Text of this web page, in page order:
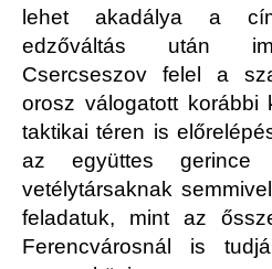
lehet akadálya a
edzőváltás után
Csercseszov felel a
orosz válogatott korábbi
taktikai téren is
az együttes
vetélytársaknak
feladatuk, mint az
Ferencvárosnál is